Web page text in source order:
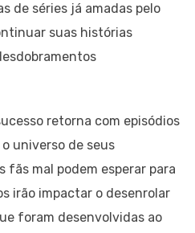
de séries já amadas pelo
suas histórias
retorna com episódios
universo de seus
fãs mal podem esperar para
irão impactar o desenrolar
foram desenvolvidas ao